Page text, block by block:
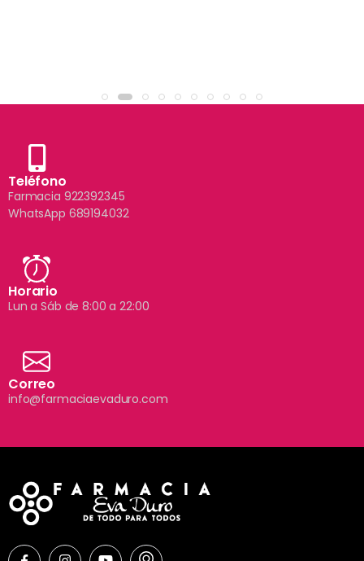
Teléfono
Farmacia 922392345
WhatsApp 689194032
Horario
Lun a Sáb de 8:00 a 22:00
Correo
info@farmaciaevaduro.com